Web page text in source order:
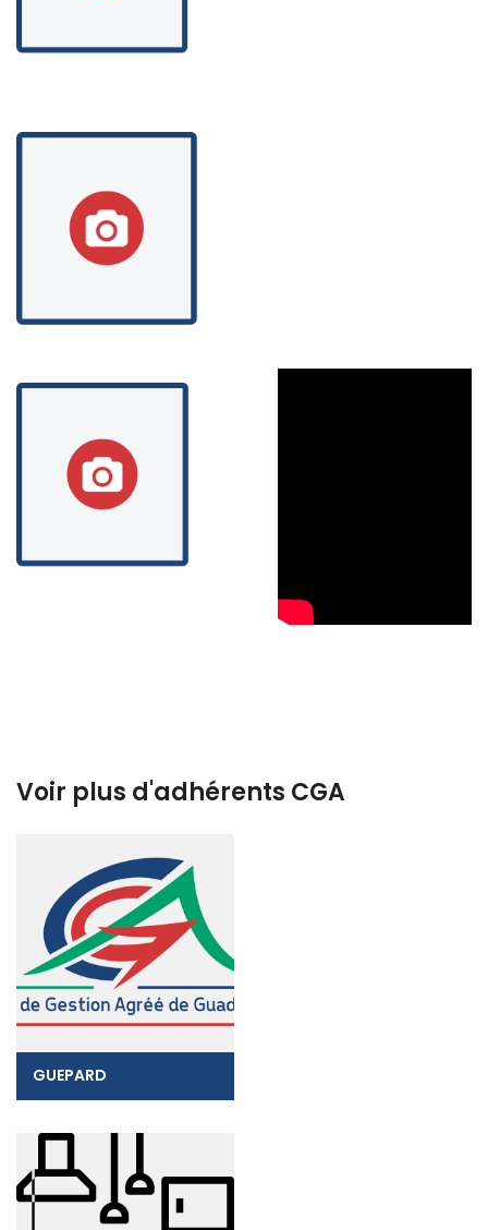
Voir plus d'adhérents CGA
GUEPARD